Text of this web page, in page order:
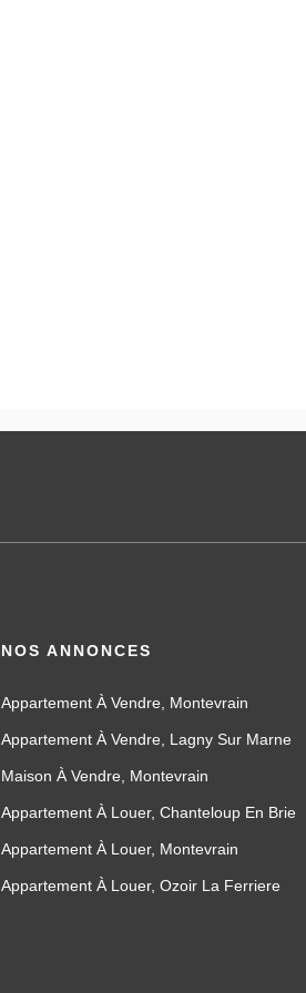
NOS ANNONCES
Appartement À Vendre, Montevrain
Appartement À Vendre, Lagny Sur Marne
Maison À Vendre, Montevrain
Appartement À Louer, Chanteloup En Brie
Appartement À Louer, Montevrain
Appartement À Louer, Ozoir La Ferriere